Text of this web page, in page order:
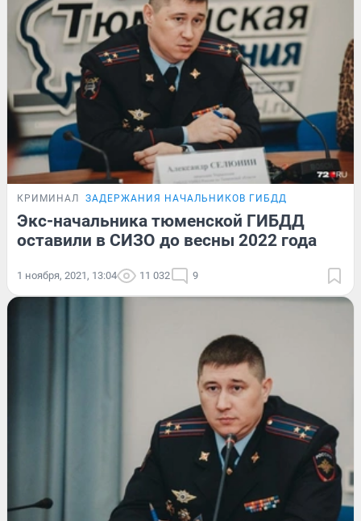
КРИМИНАЛ ЗАДЕРЖАНИЯ НАЧАЛЬНИКОВ ГИБДД
Экс-начальника тюменской ГИБДД
оставили в СИЗО до весны 2022 года
1 ноября, 2021, 13:04 11 032 9